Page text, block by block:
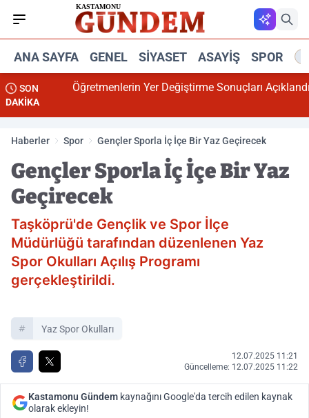
ANA SAYFA GENEL SIYASET ASAYIŞ SPOR
SON
DAKİKA
Öğretmenlerin Yer Değiştirme Sonuçları Açıklandı
Haberler Spor Gençler Sporla İç İçe Bir Yaz Geçirecek
Gençler Sporla İç İçe Bir Yaz
Geçirecek
Taşköprü'de Gençlik ve Spor İlçe
Müdürlüğü tarafından düzenlenen Yaz
Spor Okulları Açılış Programı
gerçekleştirildi.
Yaz Spor Okulları
12.07.2025 11:21
Güncelleme: 12.07.2025 11:22
Kastamonu Gündem kaynağını Google'da tercih edilen kaynak
olarak ekleyin!